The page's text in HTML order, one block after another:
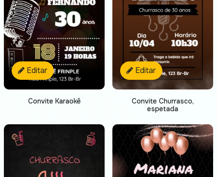
Editar
Convite Karaokê
Editar
Convite Churrasco,
espetada